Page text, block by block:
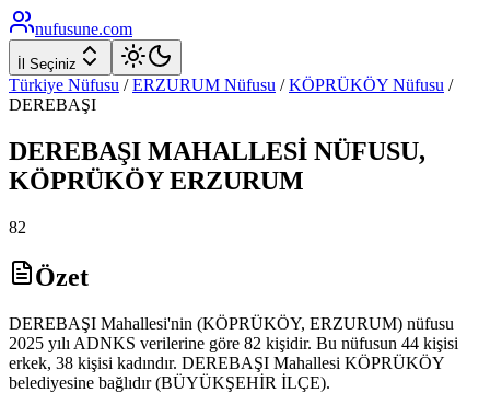
nufusune.com
İl Seçiniz
Türkiye Nüfusu / ERZURUM Nüfusu / KÖPRÜKÖY Nüfusu /
DEREBAŞI
DEREBAŞI MAHALLESİ NÜFUSU,
KÖPRÜKÖY ERZURUM
82
Özet
DEREBAŞI Mahallesi'nin (KÖPRÜKÖY, ERZURUM) nüfusu
2025 yılı ADNKS verilerine göre 82 kişidir. Bu nüfusun 44 kişisi
erkek, 38 kişisi kadındır. DEREBAŞI Mahallesi KÖPRÜKÖY
belediyesine bağlıdır (BÜYÜKŞEHİR İLÇE).